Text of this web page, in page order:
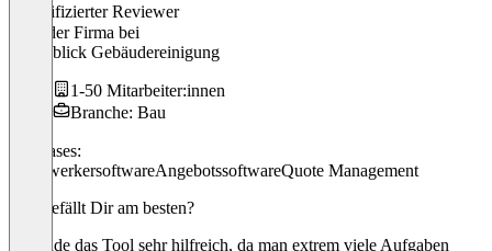
Verifizierter Reviewer
Chef der Firma bei
Durchblick Gebäudereinigung
1-50 Mitarbeiter:innen
Branche: Bau
Use cases:
HandwerkersoftwareAngebotssoftwareQuote Management
Was gefällt Dir am besten?
Ich finde das Tool sehr hilfreich, da man extrem viele Aufgaben